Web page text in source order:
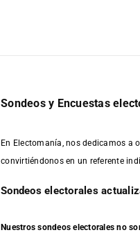
Sondeos y Encuestas
En Electomanía, nos dedicamos a
convirtiéndonos en un referente
Sondeos electorales
Nuestros sondeos electorales no